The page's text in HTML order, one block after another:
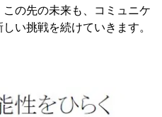
の先の未来も、コミュニケ
い挑戦を続けていきます。